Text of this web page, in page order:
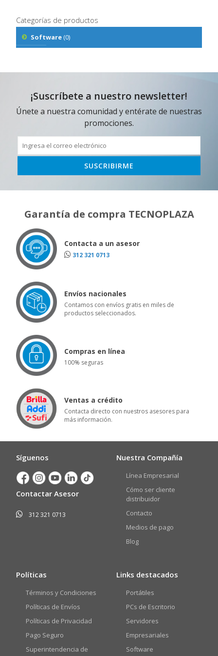
Categorías de productos
Software(0)
¡Suscríbete a nuestro newsletter!
Únete a nuestra comunidad y entérate de nuestras
promociones.
Garantía de compra TECNOPLAZA
Contacta a un asesor
312 321 0713
Envíos nacionales
Contamos con envíos gratis en miles de
productos seleccionados.
Compras en línea
100% seguras
Ventas a crédito
Contacta directo con nuestros asesores para
más información.
Síguenos
Contactar Asesor
312 321 0713
Nuestra Compañía
Línea Empresarial
Cómo ser cliente
distribuidor
Contacto
Medios de pago
Blog
Políticas
Términos y Condiciones
Políticas de Envíos
Políticas de Privacidad
Pago Seguro
Superintendencia de
Links destacados
Portátiles
PCs de Escritorio
Servidores
Empresariales
Software